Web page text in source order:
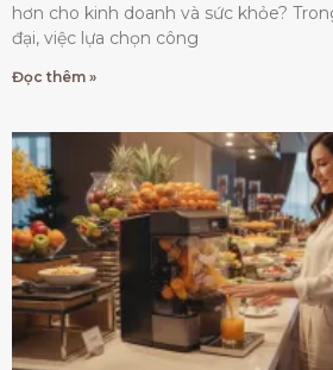
hơn cho kinh doanh và sức khỏe?
đại, việc lựa chọn công
Đọc thêm »